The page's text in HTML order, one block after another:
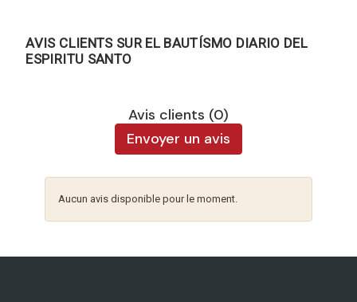
AVIS CLIENTS SUR EL BAUTÍSMO DIARIO DEL
ESPIRITU SANTO
Avis clients (0)
Envoyer un avis
Aucun avis disponible pour le moment.